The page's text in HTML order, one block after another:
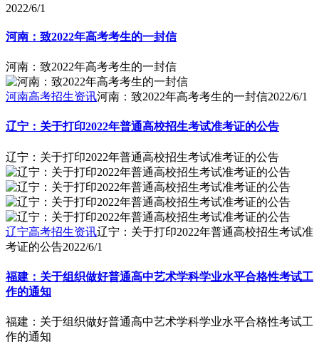
2022/6/1
河南：致2022年高考考生的一封信
河南：致2022年高考考生的一封信
河南高考招生资讯河南：致2022年高考考生的一封信2022/6/1
辽宁：关于打印2022年普通高校招生考试准考证的公告
辽宁：关于打印2022年普通高校招生考试准考证的公告
辽宁高考招生资讯辽宁：关于打印2022年普通高校招生考试准
考证的公告2022/6/1
福建：关于组织做好普通高中艺术学科学业水平合格性考试工
作的通知
福建：关于组织做好普通高中艺术学科学业水平合格性考试工
作的通知